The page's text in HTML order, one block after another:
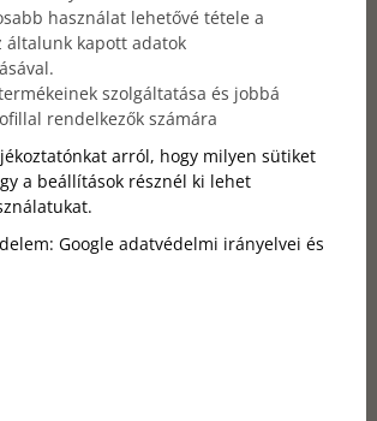
használat lehetővé tétele a
általunk kapott adatok
szolgáltatása és jobbá
rendelkezők számára
arról, hogy milyen sütiket
a beállítások résznél ki lehet
Google adatvédelmi irányelvei és